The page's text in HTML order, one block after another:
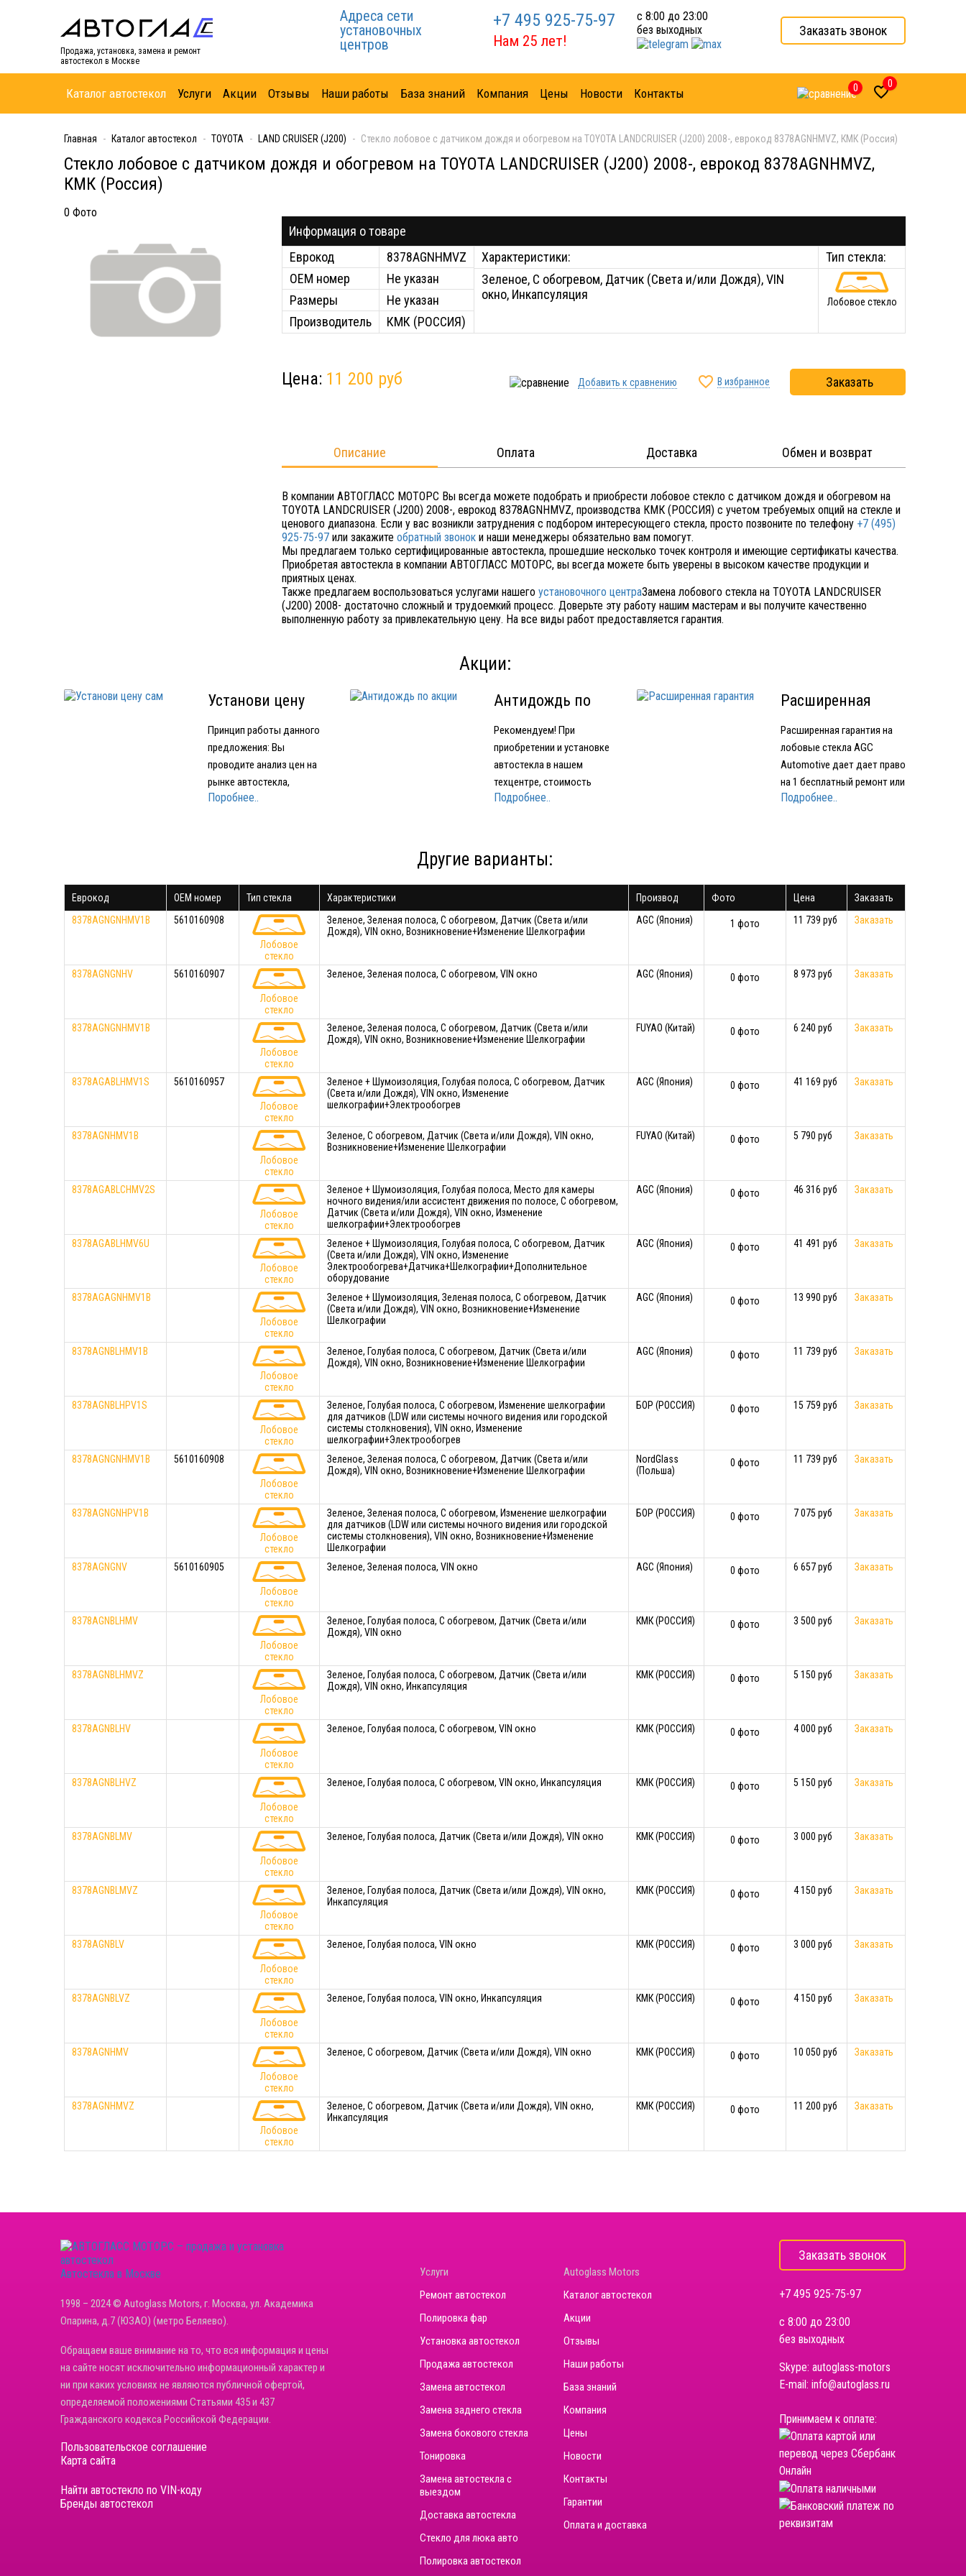
Продажа, установка, замена и ремонт
автостекол в Москве
Адреса сети
установочных
центров
+7 495 925-75-97
Нам 25 лет!
с 8:00 до 23:00
без выходных
Заказать звонок
Каталог автостекол Услуги Акции Отзывы Наши работы База знаний Компания Цены Новости Контакты 0 0
Главная Каталог автостекол TOYOTA LAND CRUISER (J200) Стекло лобовое с датчиком дождя и обогревом на TOYOTA LANDCRUISER (J200) 2008-, еврокод 8378AGNHMVZ, КМК (Россия)
Стекло лобовое с датчиком дождя и обогревом на TOYOTA LANDCRUISER (J200) 2008-, еврокод 8378AGNHMVZ,
КМК (Россия)
0 Фото
Информация о товаре
Еврокод
8378AGNHMVZ
ОЕМ номер
Не указан
Размеры
Не указан
Производитель
КМК (РОССИЯ)
Характеристики:
Зеленое, С обогревом, Датчик (Света и/или Дождя), VIN
окно, Инкапсуляция
Тип стекла:
Лобовое стекло
Цена: 11 200 руб Добавить к сравнению  В избранное Заказать
Описание Оплата Доставка Обмен и возврат
В компании АВТОГЛАСС МОТОРС Вы всегда можете подобрать и приобрести лобовое стекло с датчиком дождя и обогревом на
TOYOTA LANDCRUISER (J200) 2008-, еврокод 8378AGNHMVZ, производства КМК (РОССИЯ) с учетом требуемых опций на стекле и
ценового диапазона. Если у вас возникли затруднения с подбором интересующего стекла, просто позвоните по телефону +7 (495)
925-75-97или закажите обратный звоноки наши менеджеры обязательно вам помогут.
Мы предлагаем только сертифицированные автостекла, прошедшие несколько точек контроля и имеющие сертификаты качества.
Приобретая автостекла в компании АВТОГЛАСС МОТОРС, вы всегда можете быть уверены в высоком качестве продукции и
приятных ценах.
Также предлагаем воспользоваться услугами нашего установочного центраЗамена лобового стекла на TOYOTA LANDCRUISER
(J200) 2008- достаточно сложный и трудоемкий процесс. Доверьте эту работу нашим мастерам и вы получите качественно
выполненную работу за привлекательную цену. На все виды работ предоставляется гарантия.
Акции:
Установи цену
Принцип работы данного
предложения: Вы
проводите анализ цен на
рынке автостекла,
подбираете устраивающее
цену нашли стекло Мы
предоставляем вам стекло
того же производителя…
Поробнее..
Антидождь по
Рекомендуем! При
приобретении и установке
автостекла в нашем
техцентре, стоимость
нанесения нанопокрытия
Подробнее..
Расширенная
Расширенная гарантия на
лобовые стекла AGC
Automotive дает дает право
на 1 бесплатный ремонт или
1 бесплатное лобовое
срок действия
Расширенной гарантии - 1
год с момента…
Подробнее..
Другие варианты:
Еврокод OEM номер Тип стекла Характеристики Производ Фото Цена
Заказать
8378AGNGNHMV1B
5610160908
Лобовое
стекло
Зеленое, Зеленая полоса, С обогревом, Датчик (Света и/или
Дождя), VIN окно, Возникновение+Изменение Шелкографии
AGC (Япония) 1 фото 11 739 руб Заказать
8378AGNGNHV 5610160907
Лобовое
стекло
Зеленое, Зеленая полоса, С обогревом, VIN окно AGC (Япония) 0 фото 8 973 руб Заказать
8378AGNGNHMV1B
Лобовое
стекло
Зеленое, Зеленая полоса, С обогревом, Датчик (Света и/или
Дождя), VIN окно, Возникновение+Изменение Шелкографии
FUYAO (Китай) 0 фото 6 240 руб Заказать
8378AGABLHMV1S 5610160957
Лобовое
стекло
Зеленое + Шумоизоляция, Голубая полоса, С обогревом, Датчик
(Света и/или Дождя), VIN окно, Изменение
шелкографии+Электрообогрев
AGC (Япония) 0 фото 41 169 руб Заказать
8378AGNHMV1B
Лобовое
стекло
Зеленое, С обогревом, Датчик (Света и/или Дождя), VIN окно,
Возникновение+Изменение Шелкографии
FUYAO (Китай) 0 фото 5 790 руб Заказать
8378AGABLCHMV2S
Лобовое
стекло
Зеленое + Шумоизоляция, Голубая полоса, Место для камеры
ночного видения/или ассистент движения по полосе, С обогревом,
Датчик (Света и/или Дождя), VIN окно, Изменение
шелкографии+Электрообогрев
AGC (Япония) 0 фото 46 316 руб Заказать
8378AGABLHMV6U
Лобовое
стекло
Зеленое + Шумоизоляция, Голубая полоса, С обогревом, Датчик
(Света и/или Дождя), VIN окно, Изменение
Электрообогрева+Датчика+Шелкографии+Дополнительное
оборудование
AGC (Япония) 0 фото 41 491 руб Заказать
8378AGAGNHMV1B
Лобовое
стекло
Зеленое + Шумоизоляция, Зеленая полоса, С обогревом, Датчик
(Света и/или Дождя), VIN окно, Возникновение+Изменение
Шелкографии
AGC (Япония) 0 фото 13 990 руб Заказать
8378AGNBLHMV1B
Лобовое
стекло
Зеленое, Голубая полоса, С обогревом, Датчик (Света и/или
Дождя), VIN окно, Возникновение+Изменение Шелкографии
AGC (Япония) 0 фото 11 739 руб Заказать
8378AGNBLHPV1S
Лобовое
стекло
Зеленое, Голубая полоса, С обогревом, Изменение шелкографии
для датчиков (LDW или системы ночного видения или городской
системы столкновения), VIN окно, Изменение
шелкографии+Электрообогрев
БОР (РОССИЯ) 0 фото 15 759 руб Заказать
8378AGNGNHMV1B 5610160908
Лобовое
стекло
Зеленое, Зеленая полоса, С обогревом, Датчик (Света и/или
Дождя), VIN окно, Возникновение+Изменение Шелкографии
NordGlass
(Польша)
0 фото 11 739 руб Заказать
8378AGNGNHPV1B
Лобовое
стекло
Зеленое, Зеленая полоса, С обогревом, Изменение шелкографии
для датчиков (LDW или системы ночного видения или городской
системы столкновения), VIN окно, Возникновение+Изменение
Шелкографии
БОР (РОССИЯ) 0 фото 7 075 руб Заказать
8378AGNGNV 5610160905
Лобовое
стекло
Зеленое, Зеленая полоса, VIN окно AGC (Япония) 0 фото 6 657 руб Заказать
8378AGNBLHMV
Лобовое
стекло
Зеленое, Голубая полоса, С обогревом, Датчик (Света и/или
Дождя), VIN окно
КМК (РОССИЯ) 0 фото 3 500 руб Заказать
8378AGNBLHMVZ
Лобовое
стекло
Зеленое, Голубая полоса, С обогревом, Датчик (Света и/или
Дождя), VIN окно, Инкапсуляция
КМК (РОССИЯ) 0 фото 5 150 руб Заказать
8378AGNBLHV
Лобовое
стекло
Зеленое, Голубая полоса, С обогревом, VIN окно КМК (РОССИЯ) 0 фото 4 000 руб Заказать
8378AGNBLHVZ
Лобовое
стекло
Зеленое, Голубая полоса, С обогревом, VIN окно, Инкапсуляция КМК (РОССИЯ) 0 фото 5 150 руб Заказать
8378AGNBLMV
Лобовое
стекло
Зеленое, Голубая полоса, Датчик (Света и/или Дождя), VIN окно КМК (РОССИЯ) 0 фото 3 000 руб Заказать
8378AGNBLMVZ
Лобовое
стекло
Зеленое, Голубая полоса, Датчик (Света и/или Дождя), VIN окно,
Инкапсуляция
КМК (РОССИЯ) 0 фото 4 150 руб Заказать
8378AGNBLV
Лобовое
стекло
Зеленое, Голубая полоса, VIN окно КМК (РОССИЯ) 0 фото 3 000 руб Заказать
8378AGNBLVZ
Лобовое
стекло
Зеленое, Голубая полоса, VIN окно, Инкапсуляция КМК (РОССИЯ) 0 фото 4 150 руб Заказать
8378AGNHMV
Лобовое
стекло
Зеленое, С обогревом, Датчик (Света и/или Дождя), VIN окно КМК (РОССИЯ) 0 фото 10 050 руб Заказать
8378AGNHMVZ
Лобовое
стекло
Зеленое, С обогревом, Датчик (Света и/или Дождя), VIN окно,
Инкапсуляция
КМК (РОССИЯ) 0 фото 11 200 руб Заказать
Автостекла в Москве
1998 – 2024 © Autoglass Motors, г. Москва, ул. Академика
Опарина, д.7 (ЮЗАО) (метро Беляево).
Обращаем ваше внимание на то, что вся информация и цены
на сайте носят исключительно информационный характер и
ни при каких условиях не являются публичной офертой,
определяемой положениями Статьями 435 и 437
Гражданского кодекса Российской Федерации.
Пользовательское соглашение
Карта сайта
Найти автостекло по VIN-коду
Бренды автостекол
Заказать звонок
+7 495 925-75-97
с 8:00 до 23:00
без выходных
Skype: autoglass-motors
E-mail: info@autoglass.ru
Принимаем к оплате:
Услуги
Ремонт автостекол
Полировка фар
Установка автостекол
Продажа автостекол
Замена автостекол
Замена заднего стекла
Замена бокового стекла
Тонировка
Замена автостекла с
выездом
Доставка автостекла
Стекло для люка авто
Полировка автостекол
Autoglass Motors
Каталог автостекол
Акции
Отзывы
Наши работы
База знаний
Компания
Цены
Новости
Контакты
Гарантии
Оплата и доставка